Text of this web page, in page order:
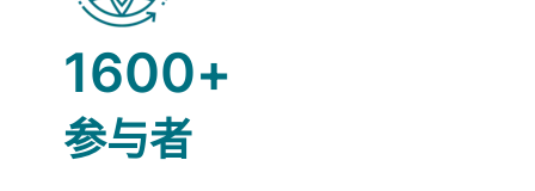
1600+
参与者